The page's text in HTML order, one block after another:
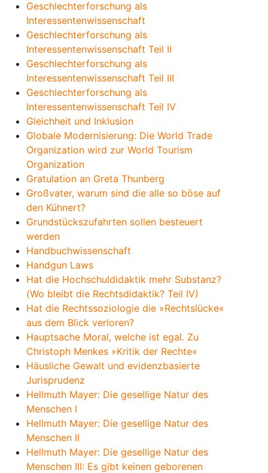
Geschlechterforschung als
Interessentenwissenschaft
Geschlechterforschung als
Interessentenwissenschaft Teil II
Geschlechterforschung als
Interessentenwissenschaft Teil III
Geschlechterforschung als
Interessentenwissenschaft Teil IV
Gleichheit und Inklusion
Globale Modernisierung: Die World Trade
Organization wird zur World Tourism
Organization
Gratulation an Greta Thunberg
Großvater, warum sind die alle so böse auf
den Kühnert?
Grundstückszufahrten sollen besteuert
werden
Handbuchwissenschaft
Handgun Laws
Hat die Hochschuldidaktik mehr Substanz?
(Wo bleibt die Rechtsdidaktik? Teil IV)
Hat die Rechtssoziologie die »Rechtslücke«
aus dem Blick verloren?
Hauptsache Moral, welche ist egal. Zu
Christoph Menkes »Kritik der Rechte«
Häusliche Gewalt und evidenzbasierte
Jurisprudenz
Hellmuth Mayer: Die gesellige Natur des
Menschen I
Hellmuth Mayer: Die gesellige Natur des
Menschen II
Hellmuth Mayer: Die gesellige Natur des
Menschen III: Es gibt keinen geborenen